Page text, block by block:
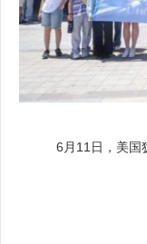
6月11日，美国